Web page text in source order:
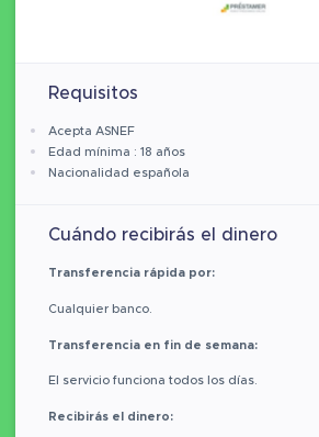
Requisitos
Acepta ASNEF
Edad mínima : 18 años
Nacionalidad española
Cuándo recibirás el dinero
Transferencia rápida por:
Cualquier banco.
Transferencia en fin de semana:
El servicio funciona todos los días.
Recibirás el dinero: